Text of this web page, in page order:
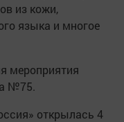
из кожи,
языка и многое
мероприятия
№75.
открылась 4